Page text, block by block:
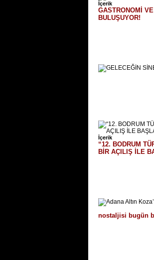
İçerik
GASTRONOMİ
BULUŞUYOR!
İçerik
“12. BODRUM
BİR AÇILIŞ İLE
nostaljisi bugün